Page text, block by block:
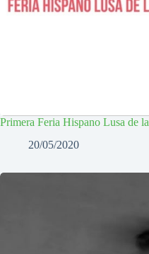
Primera Feria Hispano Lusa de
20/05/2020